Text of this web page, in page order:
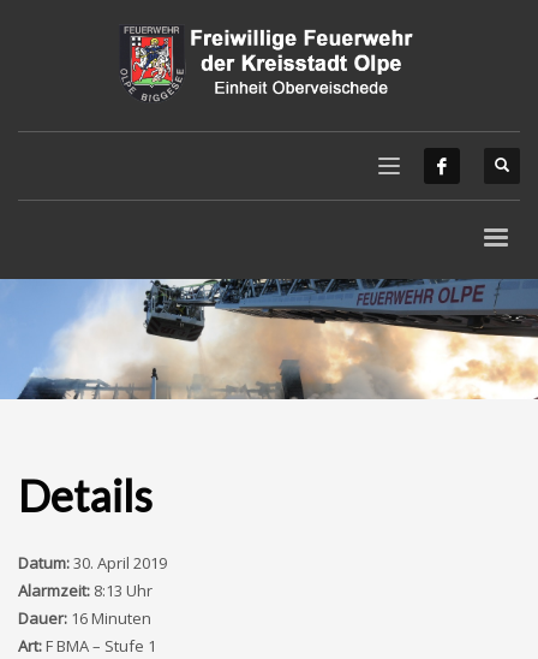
Details
Datum:30. April 2019
Alarmzeit: 8:13 Uhr
Dauer: 16 Minuten
Art:F BMA – Stufe 1